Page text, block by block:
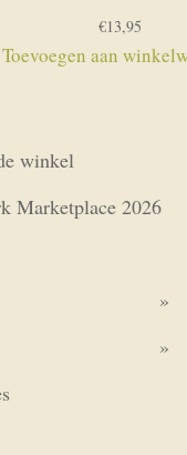
€13,95
Toevoegen aan
winkel
Marketplace 2026